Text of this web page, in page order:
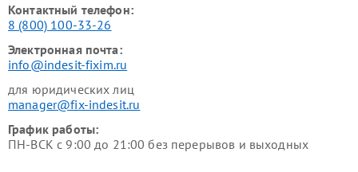
Контактный телефон:
8 (800) 100-33-26
Электронная почта:
info@indesit-fixim.ru
для юридических лиц
manager@fix-indesit.ru
График работы:
ПН-ВСК с 9:00 до 21:00 без перерывов и выходных